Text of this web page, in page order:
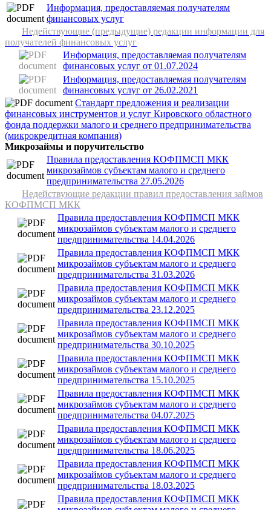
Информация, предоставляемая получателям
финансовых услуг
Недействующие (предыдущие) редакции информации для
получателей финансовых услуг
Информация, предоставляемая получателям
финансовых услуг от 01.07.2024
Информация, предоставляемая получателям
финансовых услуг от 26.02.2021
Стандарт предложения и реализации
финансовых инструментов и услуг Кировского областного
фонда поддержки малого и среднего предпринимательства
(микрокредитная компания)
Микрозаймы и поручительство
Правила предоставления КОФПМСП МКК
микрозаймов субъектам малого и среднего
предпринимательства 27.05.2026
Недействующие редакции правил предоставления займов
КОФПМСП МКК
Правила предоставления КОФПМСП МКК
микрозаймов субъектам малого и среднего
предпринимательства 14.04.2026
Правила предоставления КОФПМСП МКК
микрозаймов субъектам малого и среднего
предпринимательства 31.03.2026
Правила предоставления КОФПМСП МКК
микрозаймов субъектам малого и среднего
предпринимательства 23.12.2025
Правила предоставления КОФПМСП МКК
микрозаймов субъектам малого и среднего
предпринимательства 30.10.2025
Правила предоставления КОФПМСП МКК
микрозаймов субъектам малого и среднего
предпринимательства 15.10.2025
Правила предоставления КОФПМСП МКК
микрозаймов субъектам малого и среднего
предпринимательства 04.07.2025
Правила предоставления КОФПМСП МКК
микрозаймов субъектам малого и среднего
предпринимательства 18.06.2025
Правила предоставления КОФПМСП МКК
микрозаймов субъектам малого и среднего
предпринимательства 18.03.2025
Правила предоставления КОФПМСП МКК